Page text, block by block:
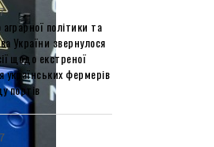
аграрної політики та
України звернулося
щодо екстреної
фермерів
портів